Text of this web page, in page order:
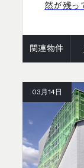
然が残っ
関連物件
03月14日